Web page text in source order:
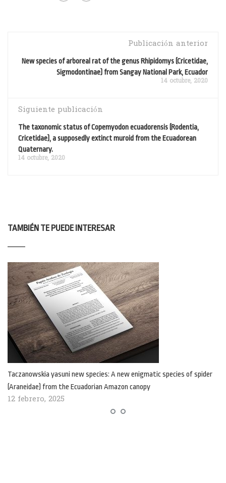
Publicación anterior
New species of arboreal rat of the genus Rhipidomys (Cricetidae,
Sigmodontinae) from Sangay National Park, Ecuador
14 octubre, 2020
Siguiente publicación
The taxonomic status of Copemyodon ecuadorensis (Rodentia,
Cricetidae), a supposedly extinct muroid from the Ecuadorean
Quaternary.
14 octubre, 2020
TAMBIÉN TE PUEDE INTERESAR
Taczanowskia yasuni new species: A new enigmatic species of spider
(Araneidae) from the Ecuadorian Amazon canopy
12 febrero, 2025